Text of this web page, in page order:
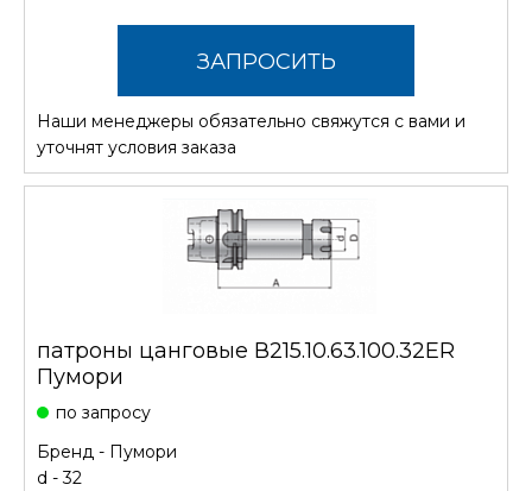
ЗАПРОСИТЬ
СТОИМОСТЬ
Наши менеджеры обязательно свяжутся с вами и
уточнят условия заказа
патроны цанговые В215.10.63.100.32ER
Пумори
по запросу
Бренд - Пумори
d - 32